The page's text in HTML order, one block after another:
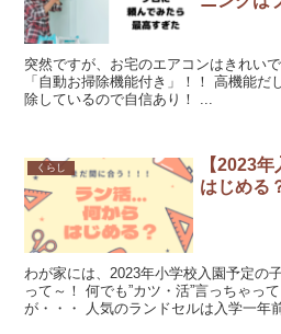
突然ですが、お宅のエアコンはきれい
「自動お掃除機能付き」！！ 高機能だ
除しているので自信あり！ ...
くらし
【2023
はじめる
わが家には、2023年小学校入園予定の
って～！ 何でも”カツ・活”言っちゃっ
が・・・ 人気のランドセルは入学一年